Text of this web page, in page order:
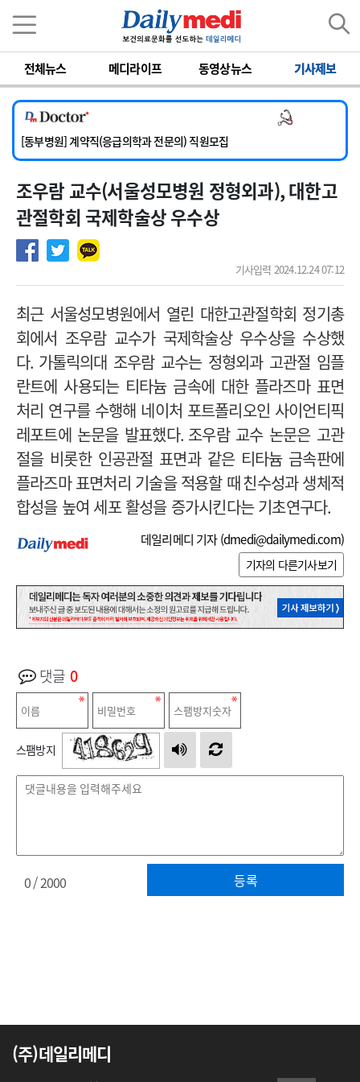
전체뉴스 메디라이프 동영상뉴스 기사제보
[서울아산병원] 2026년 하반기 인턴 모집
[영남대학교의료원] 마취통증의학과 임기제 임상의사 채용
[충남대학교병원] 소아청소년과(소아응급전담) 계약직 의사 공개채용
[동부병원] 계약직(응급의학과 전문의) 직원모집
[이대목동병원] 하반기 전공의(레지던트1년차) 모집
[서울아산병원] 2026년 하반기 인턴 모집
[영남대학교의료원] 마취통증의학과 임기제 임상의사 채용
조우람 교수(서울성모병원 정형외과), 대한고
관절학회 국제학술상 우수상
기사입력 2024.12.24 07:12
최근 서울성모병원에서 열린 대한고관절학회 정기총
회에서 조우람 교수가 국제학술상 우수상을 수상했
다. 가톨릭의대 조우람 교수는 정형외과 고관절 임플
란트에 사용되는 티타늄 금속에 대한 플라즈마 표면
처리 연구를 수행해 네이처 포트폴리오인 사이언티픽
레포트에 논문을 발표했다. 조우람 교수 논문은 고관
절을 비롯한 인공관절 표면과 같은 티타늄 금속판에
플라즈마 표면처리 기술을 적용할 때친수성과 생체적
합성을 높여 세포 활성을 증가시킨다는 기초연구다.
데일리메디 기자 (dmedi@dailymedi.com)
기자의 다른기사보기
댓글 0
스팸방지
등록
0/ 2000
(주)데일리메디